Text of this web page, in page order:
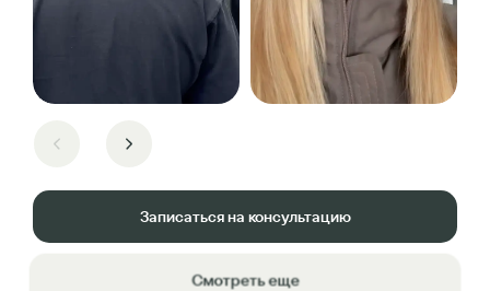
Записаться на консультацию
Смотреть еще